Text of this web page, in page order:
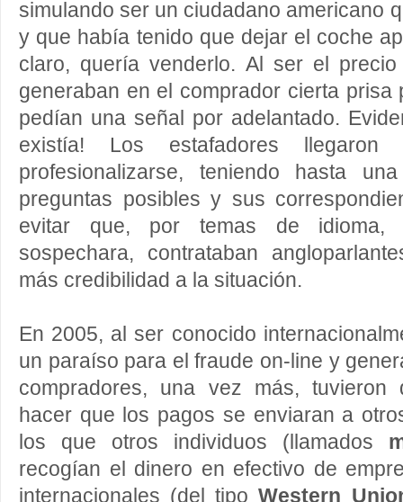
simulando ser un ciudadano americano
y que había tenido que dejar el coche
claro, quería venderlo. Al ser el
generaban en el comprador cierta prisa
pedían una señal por adelantado.
existía! Los estafadores
profesionalizarse, teniendo hasta
preguntas posibles y sus
evitar que, por temas de idioma,
sospechara, contrataban
más credibilidad a la situación.
En 2005, al ser conocido
un paraíso para el fraude on-line y
compradores, una vez más, tuvieron
hacer que los pagos se enviaran a
los que otros individuos (llamados
recogían el dinero en efectivo de
internacionales (del tipoWestern